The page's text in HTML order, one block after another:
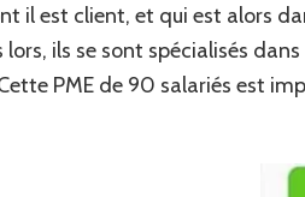
il est client, et qui est alors
lors, ils se sont spécialisés
PME de 90 salariés est